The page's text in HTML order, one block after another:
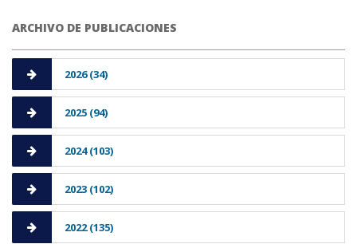
ARCHIVO DE PUBLICACIONES
2026 (34)
2025 (94)
2024 (103)
2023 (102)
2022 (135)